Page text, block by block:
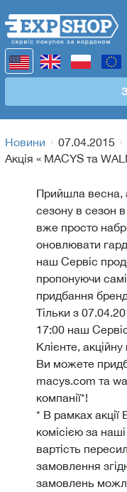
Новини
07.04.2015
Акція « MACYS та
Прийшла весна,
сезону в сезон
вже просто
оновлювати
наш Сервіс
пропонуючи самі
придбання
Тільки з
17:00 наш
Клієнте,
Ви можете
macys.com та
компанії*!
* В рамках акції
комісією за
вартість
замовлення
замовлень